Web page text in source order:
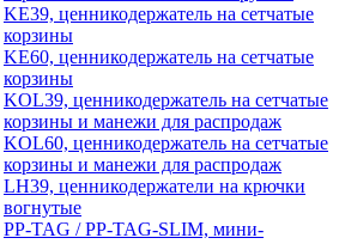
KE39, ценникодержатель на сетчатые
корзины
KE60, ценникодержатель на сетчатые
корзины
KOL39, ценникодержатель на сетчатые
корзины и манежи для распродаж
KOL60, ценникодержатель на сетчатые
корзины и манежи для распродаж
LH39, ценникодержатели на крючки
вогнутые
PP-TAG / PP-TAG-SLIM, мини-